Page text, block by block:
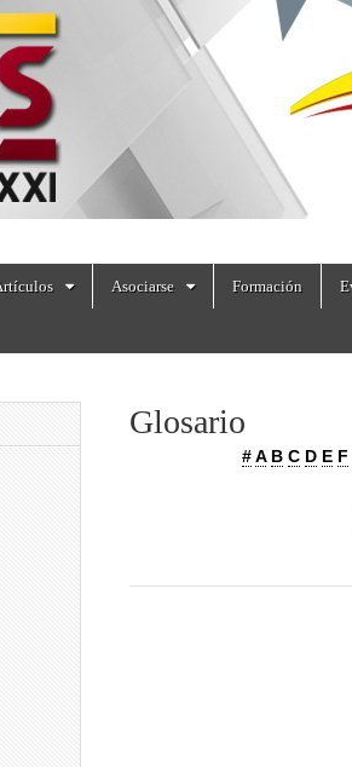
Asociarse Formación
Glosario
#A B C D E F